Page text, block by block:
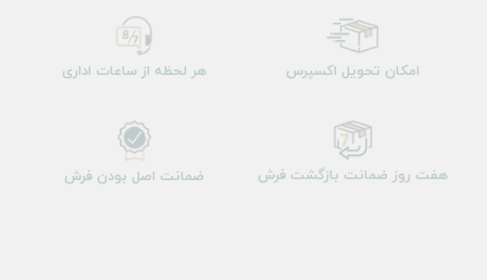
امکان تحویل اکسپرس هر لحظه از ساعات اداری
هفت روز ضمانت بازگشت فرش ضمانت اصل بودن فرش